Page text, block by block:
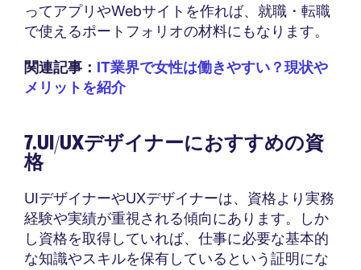
ってアプリやWebサイトを作れば、就職・転職
で使えるポートフォリオの材料にもなります。
関連記事： IT業界で女性は働きやすい？現状や
メリットを紹介
7.UI/UXデザイナーにおすすめの資
格
UIデザイナーやUXデザイナーは、資格より実務
経験や実績が重視される傾向にあります。しか
し資格を取得していれば、仕事に必要な基本的
な知識やスキルを保有しているという証明にな